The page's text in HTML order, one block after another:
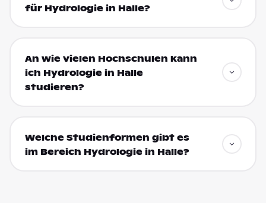
für Hydrologie in Halle?
An wie vielen Hochschulen kann
ich Hydrologie in Halle
studieren?
Welche Studienformen gibt es
im Bereich Hydrologie in Halle?